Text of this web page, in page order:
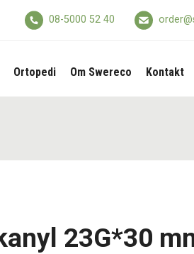
08-5000 52 40
Ortopedi Om Swereco Kontakt
23G*30